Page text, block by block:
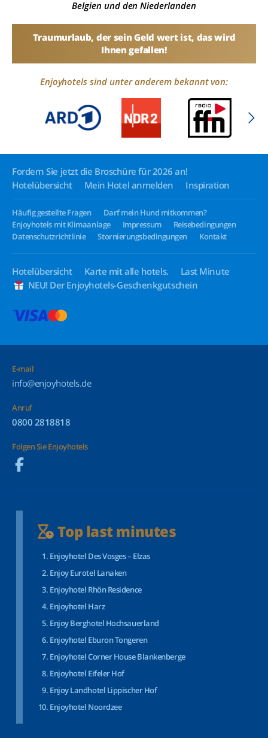
Belgien und den Niederlanden
Traumurlaub, der sein Geld wert ist, das wird
Ihnen gefallen!
Enjoyhotels sind unter anderem bekannt von:
Fordern Sie jetzt die Broschüre für 2026 an!
Hotelübersicht
Mein Hotel anmelden Inspiration
Häufig gestellte Fragen
Darf mein Hund mitkommen?
Enjoyhotels mit Klimaanlage
Impressum
Reisebedingungen
Datenschutzrichtlinie
Stornierungsbedingungen Kontakt
Hotelübersicht Karte mit alle hotels.
Last Minute
NEU! Der Enjoyhotels-Geschenkgutschein
E-mail
info@enjoyhotels.de
Anruf
0800 2818818
Folgen Sie Enjoyhotels
Top last minutes
Enjoyhotel Des Vosges – Elzas
Enjoy Eurotel Lanaken
Enjoyhotel Rhön Residence
Enjoyhotel Harz
Enjoy Berghotel Hochsauerland
Enjoyhotel Eburon Tongeren
Enjoyhotel Corner House Blankenberge
Enjoyhotel Eifeler Hof
Enjoy Landhotel Lippischer Hof
Enjoyhotel Noordzee